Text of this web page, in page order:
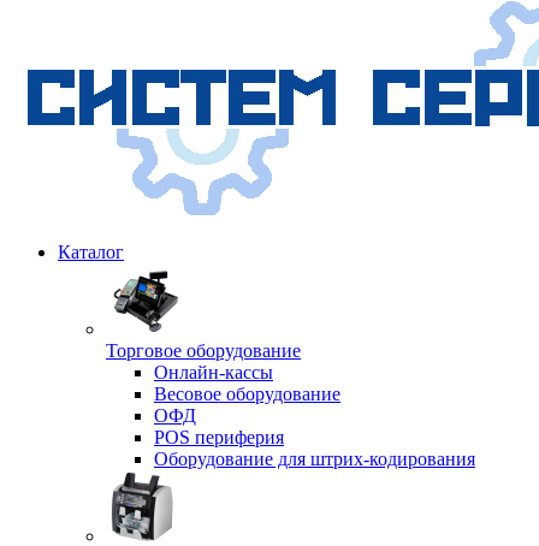
Каталог
Торговое оборудование
Онлайн-кассы
Весовое оборудование
ОФД
POS периферия
Оборудование для штрих-кодирования